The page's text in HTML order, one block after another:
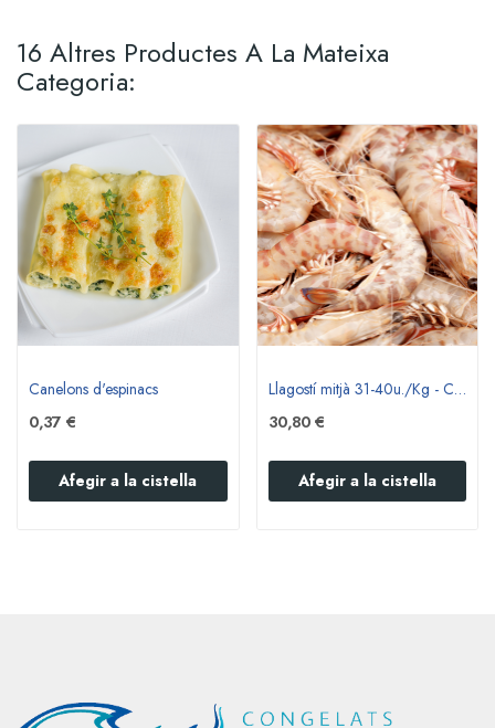
16 Altres Productes A La Mateixa
Categoria:
Canelons d'espinacs
0,37 €
Afegir a la cistella
Llagostí mitjà 31-40u./Kg - Congelat a bord
30,80 €
Afegir a la cistella